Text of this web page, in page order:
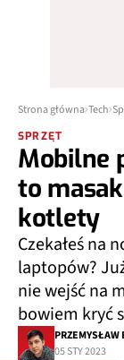
Strona główna Tech
SPRZĘT
Mobilne
to
kotlety
Czekałeś na
laptopów?
nie wejść na
bowiem kryć
05 STY 2023